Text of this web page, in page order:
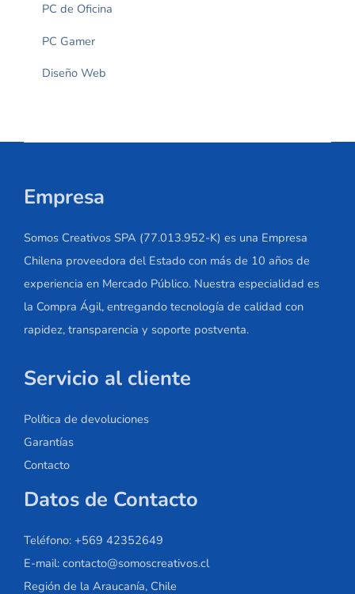
PC de Oficina
PC Gamer
Diseño Web
Empresa
Somos Creativos SPA (77.013.952-K) es una Empresa
Chilena proveedora del Estado con más de 10 años de
experiencia en Mercado Público. Nuestra especialidad es
la Compra Ágil, entregando tecnología de calidad con
rapidez, transparencia y soporte postventa.
Servicio al cliente
Política de devoluciones
Garantías
Contacto
Datos de Contacto
Teléfono: +569 42352649
E-mail: contacto@somoscreativos.cl
Región de la Araucanía, Chile